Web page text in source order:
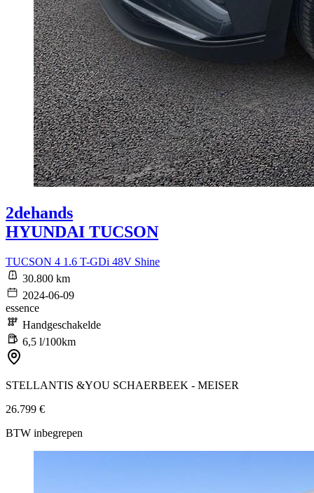
2dehands
HYUNDAI TUCSON
TUCSON 4 1.6 T-GDi 48V Shine
30.800 km
2024-06-09
essence
Handgeschakelde
6,5 l/100km
STELLANTIS &YOU SCHAERBEEK - MEISER
26.799 €
BTW inbegrepen